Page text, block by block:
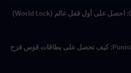
دليل المبتدئين في Growtopia: احصل على أول قفل عالم (World Lock)
دليل شحن Punishing Gray Raven: كيف تحصل على بطاقات قوس قزح